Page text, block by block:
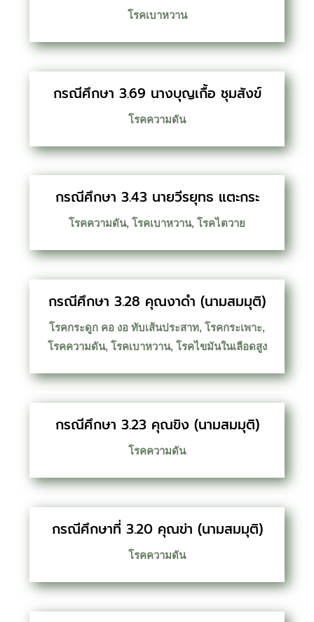
โรคเบาหวาน
กรณีศึกษา 3.69 นางบุญเกื้อ ชุมสังข์
โรคความดัน
กรณีศึกษา 3.43 นายวีรยุทธ แตะกระ
โรคความดัน, โรคเบาหวาน, โรคไตวาย
กรณีศึกษา 3.28 คุณงาดำ (นามสมมุติ)
โรคกระดูก คอ งอ ทับเส้นประสาท, โรคกระเพาะ,
โรคความดัน, โรคเบาหวาน, โรคไขมันในเลือดสูง
กรณีศึกษา 3.23 คุณขิง (นามสมมุติ)
โรคความดัน
กรณีศึกษาที่ 3.20 คุณข่า (นามสมมุติ)
โรคความดัน